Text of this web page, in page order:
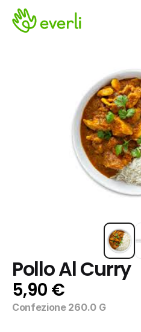
Pollo Al Curry
5,90 €
Confezione 260.0 G